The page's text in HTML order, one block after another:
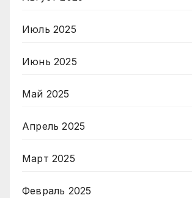
Июль 2025
Июнь 2025
Май 2025
Апрель 2025
Март 2025
Февраль 2025